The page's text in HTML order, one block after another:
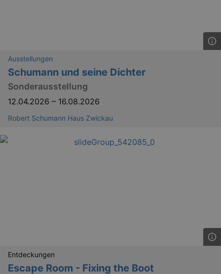
Ausstellungen
Schumann und seine Dichter
Sonderausstellung
12.04.2026 – 16.08.2026
Robert Schumann Haus Zwickau
Entdeckungen
Escape Room - Fixing the Boot